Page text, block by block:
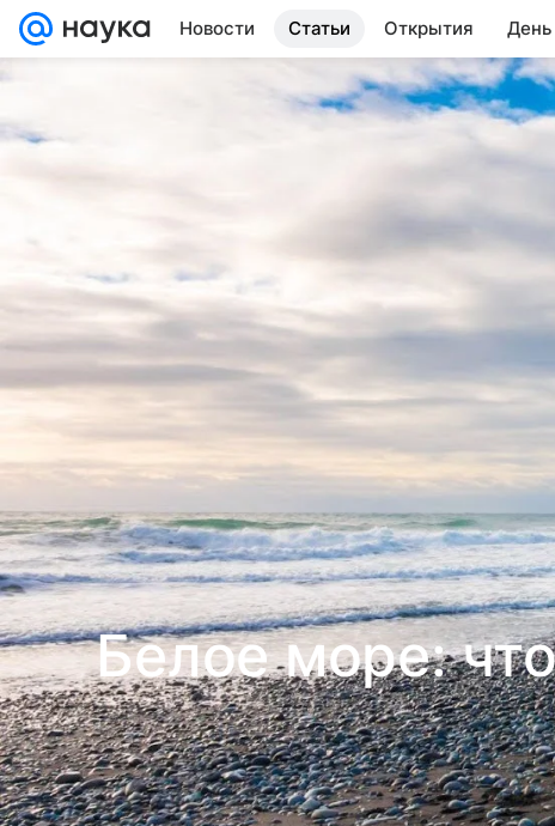
Новости Статьи Открытия День
Белое море: